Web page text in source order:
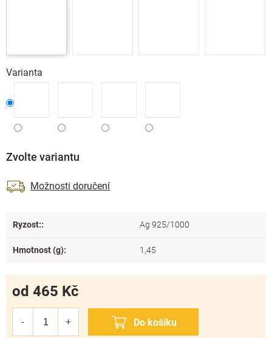
Varianta
Zvolte variantu
Možnosti doručení
od 465 Kč
Ryzost:: Ag 925/1000
Hmotnost (g): 1,45